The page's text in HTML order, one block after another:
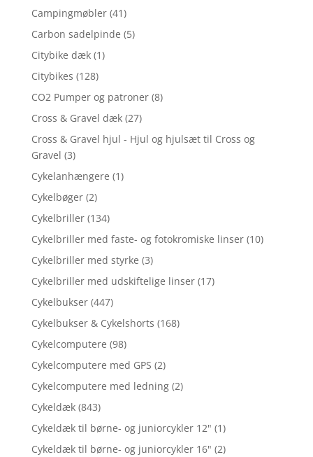
Campingmøbler (41)
Carbon sadelpinde (5)
Citybike dæk (1)
Citybikes (128)
CO2 Pumper og patroner (8)
Cross & Gravel dæk (27)
Cross & Gravel hjul - Hjul og hjulsæt til Cross og
Gravel (3)
Cykelanhængere (1)
Cykelbøger (2)
Cykelbriller (134)
Cykelbriller med faste- og fotokromiske linser (10)
Cykelbriller med styrke (3)
Cykelbriller med udskiftelige linser (17)
Cykelbukser (447)
Cykelbukser & Cykelshorts (168)
Cykelcomputere (98)
Cykelcomputere med GPS (2)
Cykelcomputere med ledning (2)
Cykeldæk (843)
Cykeldæk til børne- og juniorcykler 12" (1)
Cykeldæk til børne- og juniorcykler 16" (2)